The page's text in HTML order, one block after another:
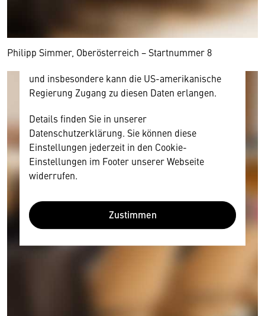
Philipp Simmer, Oberösterreich − Startnummer 8
personenbezogene technische Daten zu Geräten
und Nutzerverhalten mitunter mit US-
amerikanischen Anbietern austauscht.
Diese Daten unterliegen keinem dem EU-
und insbesondere kann die US-amerikanische
Regierung Zugang zu diesen Daten erlangen.
Details finden Sie in unserer
Datenschutzerklärung. Sie können diese
Einstellungen jederzeit in den Cookie-
Einstellungen im Footer unserer Webseite
widerrufen.
Zustimmen